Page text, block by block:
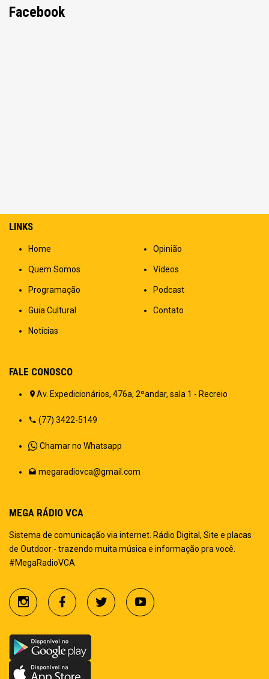
Facebook
LINKS
Home
Quem Somos
Programação
Guia Cultural
Notícias
Opinião
Vídeos
Podcast
Contato
FALE CONOSCO
Av. Expedicionários, 476a, 2ºandar, sala 1 - Recreio
(77) 3422-5149
Chamar no Whatsapp
megaradiovca@gmail.com
MEGA RÁDIO VCA
Sistema de comunicação via internet. Rádio Digital, Site e placas
de Outdoor - trazendo muita música e informação pra você.
#MegaRadioVCA